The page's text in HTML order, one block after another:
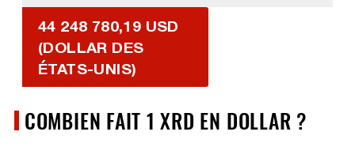
44 248 780,19 USD
(DOLLAR DES
ÉTATS-UNIS)
COMBIEN FAIT 1 XRD EN DOLLAR ?